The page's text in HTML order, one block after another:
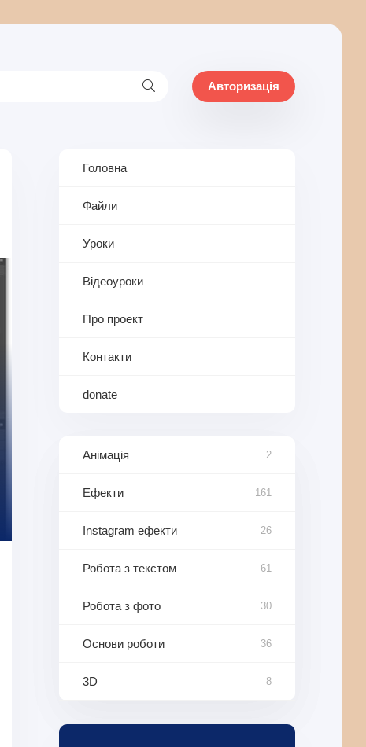
Авторизація
Головна
Файли
Уроки
Відеоуроки
Про проект
Контакти
donate
Анімація 2
Ефекти 161
Instagram ефекти 26
Робота з текстом 61
Робота з фото 30
Основи роботи 36
3D 8